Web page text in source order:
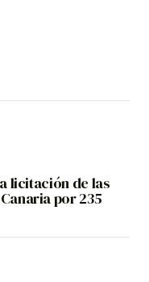
licitación de las
por 235